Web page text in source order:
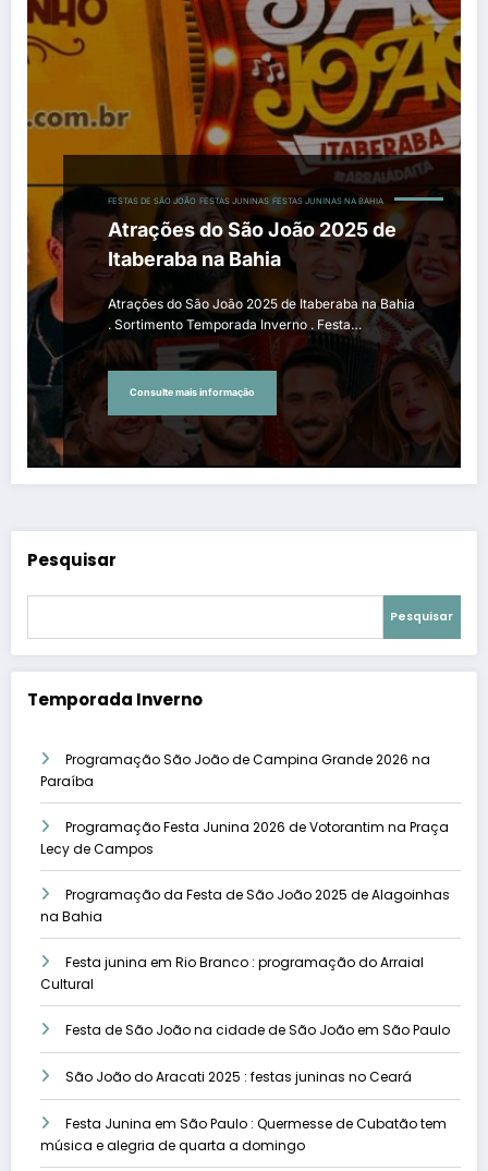
FESTAS DE SÃO JOÃO FESTAS JUNINAS FESTAS JUNINAS NA BAHIA
Atrações do São João 2025 de
Itaberaba na Bahia
Atrações do São João 2025 de Itaberaba na Bahia
. Sortimento Temporada Inverno . Festa…
Consulte mais informação
Pesquisar
Pesquisar
Temporada Inverno
Programação São João de Campina Grande 2026 na
Paraíba
Programação Festa Junina 2026 de Votorantim na Praça
Lecy de Campos
Programação da Festa de São João 2025 de Alagoinhas
na Bahia
Festa junina em Rio Branco : programação do Arraial
Cultural
Festa de São João na cidade de São João em São Paulo
São João do Aracati 2025 : festas juninas no Ceará
Festa Junina em São Paulo : Quermesse de Cubatão tem
música e alegria de quarta a domingo